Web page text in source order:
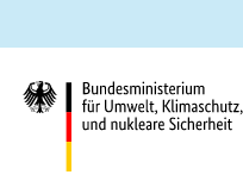
Hauptinhalt
springen
Suche
springen
Hauptnavigation
springen